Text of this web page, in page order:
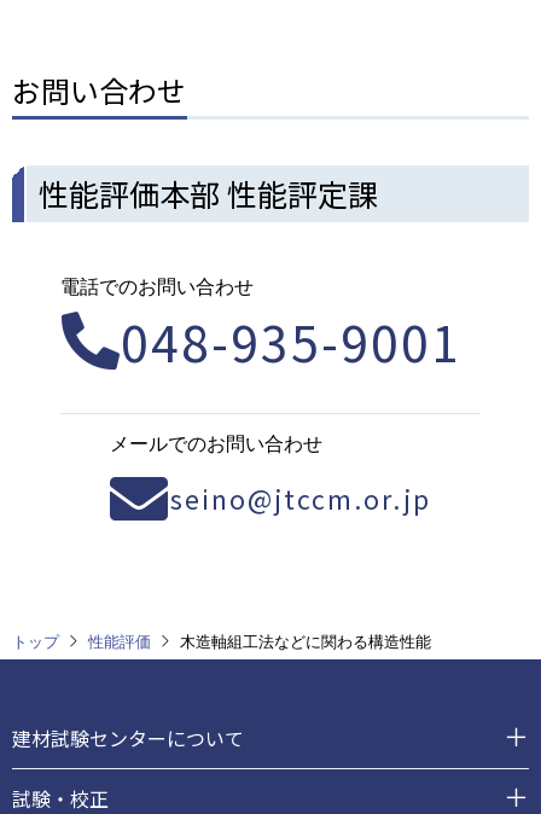
お問い合わせ
性能評価本部 性能評定課
電話でのお問い合わせ
048-935-9001
メールでのお問い合わせ
seino@jtccm.or.jp
トップ 性能評価 木造軸組工法などに関わる構造性能
ッ
タ
ー
建材試験センターについて
試験・校正